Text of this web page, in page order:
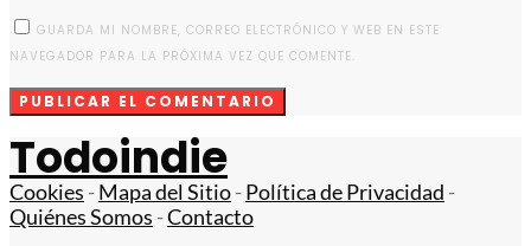
GUARDA MI NOMBRE, CORREO ELECTRÓNICO Y WEB EN ESTE
NAVEGADOR PARA LA PRÓXIMA VEZ QUE COMENTE.
Todoindie
Cookies -Mapa del Sitio-Política de Privacidad -
Quiénes Somos -Contacto